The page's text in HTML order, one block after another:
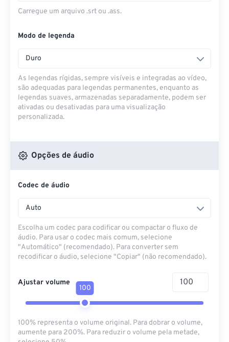
Carregue um arquivo .srt ou .ass.
Modo de legenda
Duro
As legendas rígidas, sempre visíveis e integradas ao vídeo,
são adequadas para legendas permanentes, enquanto as
legendas suaves, armazenadas separadamente, podem ser
ativadas ou desativadas para uma visualização
personalizada.
Opções de áudio
Codec de áudio
Auto
Escolha um codec para codificar ou compactar o fluxo de
áudio. Para usar o codec mais comum, selecione
"Automático" (recomendado). Para converter sem
recodificar o áudio, selecione "Copiar" (não recomendado).
Ajustar volume
100
100% representa o volume original. Para dobrar o volume,
aumente para 200%. Para reduzir o volume pela metade,